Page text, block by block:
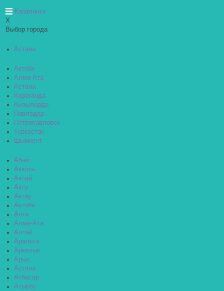
Казалинск
X
Выбор города
Астана
Актобе
Алма-Ата
Астана
Караганда
Кызылорда
Павлодар
Петропавловск
Туркестан
Шымкент
Абай
Акколь
Аксай
Аксу
Актау
Актобе
Алга
Алма-Ата
Алтай
Аральск
Аркалык
Арыс
Астана
Атбасар
Атырау